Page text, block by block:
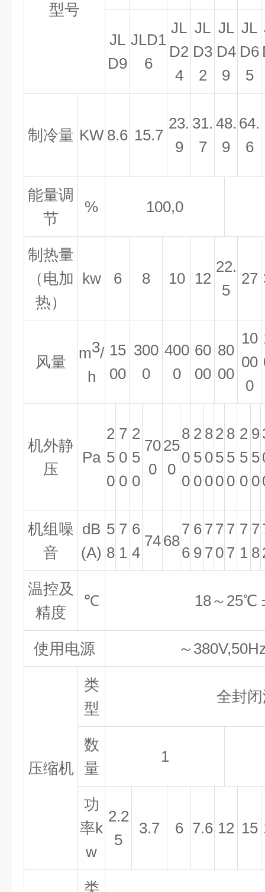
型号
JL
D9
JLD1
6
JL
D2
4
JL
D3
2
JL
D4
9
JL
D6
5
制冷量 KW 8.6 15.7
23.
9
31.
7
48.
9
64.
6
能量调
节
% 100,0
制热量
（电加
热）
kw 6 8 10 12
22.
5
27
风量
m3/
h
15
00
300
0
400
0
60
00
80
00
10
00
0
机外静
压
Pa
2
5
0
7
0
0
2
5
0
70
0
25
0
8
0
0
2
5
0
8
0
0
2
5
0
8
5
0
2
5
0
9
5
0
机组噪
音
dB
(A)
5
8
7
1
6
4
7468
7
6
6
9
7
7
7
0
7
7
7
1
7
8
温控及
精度
℃ 18～25℃
使用电源 ～
压缩机
类
型
全封
数
量
1
功
率k
w
2.2
5
3.7 6 7.6 12 15
类